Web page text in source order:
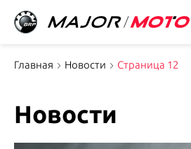
Главная Новости Страница 12
Новости